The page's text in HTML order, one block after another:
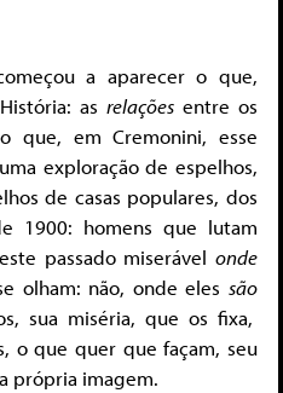
a aparecer o que,
as relações entre os
que, em Cremonini, esse
exploração de espelhos,
de casas populares, dos
1900: homens que lutam
passado miserável onde
olham: não, onde elessão
sua miséria, que os fixa,
o que quer que façam, seu
própria imagem.